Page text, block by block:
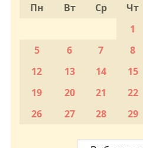
Пн
Вт Ср Чт
1
5
6 7 8
12
13 14 15
19
20 21 22
26
27 28 29